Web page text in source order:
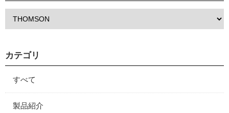
カテゴリ
すべて
製品紹介